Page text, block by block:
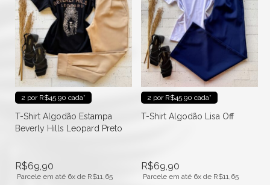
2 por R$45.90 cada*
T-Shirt Algodão Estampa
Beverly Hills Leopard Preto
R$69,90
Parcele em até 6x de R$11,65
2 por R$45.90 cada*
T-Shirt Algodão Lisa Off
R$69,90
Parcele em até 6x de R$11,65